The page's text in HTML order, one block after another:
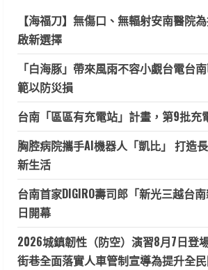
【海福刀】無傷口、無輻射安南醫院
啟新選擇
「白海豚」帶來風雨不容小覷台電台
範以防災損
台南「區區有充電站」計畫，第9批充
胸腔病院攜手AI機器人「凱比」 打造
新生活
台南首家DIGIRO壽司郎「新光三越台
日開幕
2026城鎮韌性（防空）演習8月7日登
街巷全面落實人車管制宣導為提升全